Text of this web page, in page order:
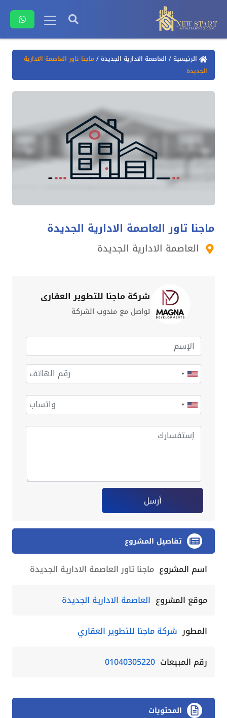
الرئيسية/ العاصمة الادارية الجديدة/ماجنا تاور العاصمة الادارية
الجديدة
ماجنا تاور العاصمة الادارية الجديدة
العاصمة الادارية الجديدة
شركة ماجنا للتطوير العقاري
تواصل مع مندوب الشركة
أرسل
تفاصيل المشروع
اسم المشروع ماجنا تاور العاصمة الادارية الجديدة
موقع المشروع العاصمة الادارية الجديدة
المطور شركة ماجنا للتطوير العقاري
رقم المبيعات 01040305220
المحتويات